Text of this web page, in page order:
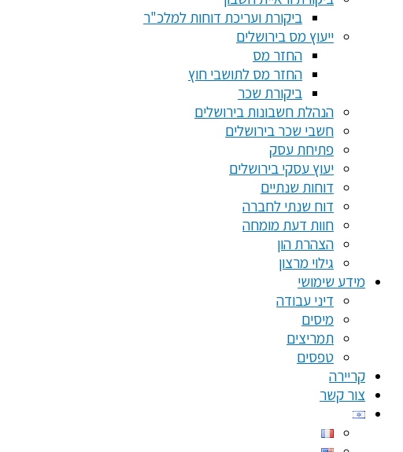
ביקורת ועריכת דוחות למלכ"ר
ייעוץ מס בירושלים
החזר מס
החזר מס לתושבי חוץ
ביקורת שכר
הנהלת חשבונות בירושלים
חשבי שכר בירושלים
פתיחת עסק
יעוץ עסקי בירושלים
דוחות שנתיים
דוח שנתי לחברה
חוות דעת מומחה
הצהרת הון
גילוי מרצון
מידע שימושי
דיני עבודה
מיסים
תמריצים
טפסים
קריירה
צור קשר